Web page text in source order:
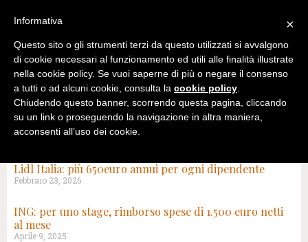
Lidl Italia: più 650euro annui per ogni dipendente
Febbraio 23, 2026
ING: per uno stage, rimborso spese di 1.500 euro netti
al mese
Aprile 9, 2025
×
Informativa
Questo sito o gli strumenti terzi da questo utilizzati si avvalgono
di cookie necessari al funzionamento ed utili alle finalità illustrate
nella cookie policy. Se vuoi saperne di più o negare il consenso
a tutti o ad alcuni cookie, consulta la cookie policy.
Chiudendo questo banner, scorrendo questa pagina, cliccando
su un link o proseguendo la navigazione in altra maniera,
acconsenti all’uso dei cookie.